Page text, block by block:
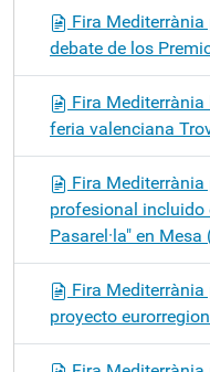
Fira
debate de los
Fira
feria valenciana
Fira
profesional incluido
Pasarel·la" en
Fira
proyecto